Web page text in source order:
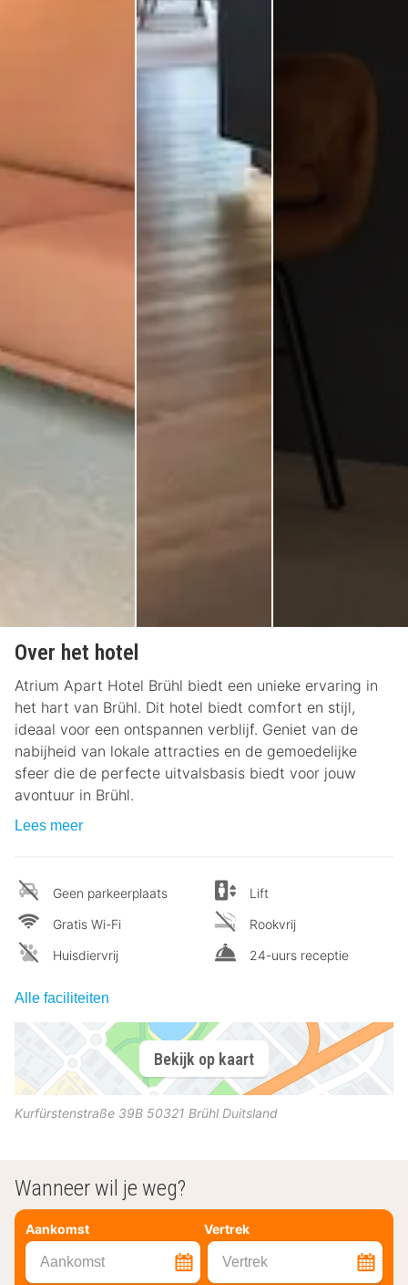
Over het hotel
Atrium Apart Hotel Brühl biedt een unieke ervaring in
het hart van Brühl. Dit hotel biedt comfort en stijl,
ideaal voor een ontspannen verblijf. Geniet van de
nabijheid van lokale attracties en de gemoedelijke
sfeer die de perfecte uitvalsbasis biedt voor jouw
avontuur in Brühl.
Lees meer
Geen parkeerplaats
Gratis Wi-Fi
Huisdiervrij
Lift
Rookvrij
24-uurs receptie
Alle faciliteiten
Bekijk op kaart
Kurfürstenstraße 39B 50321 Brühl Duitsland
Wanneer wil je weg?
Aankomst Vertrek
Aankomst Vertrek